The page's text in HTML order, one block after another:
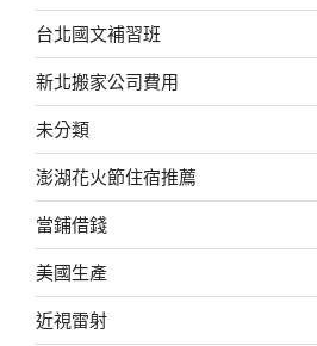
台北國文補習班
新北搬家公司費用
未分類
澎湖花火節住宿推薦
當鋪借錢
美國生產
近視雷射